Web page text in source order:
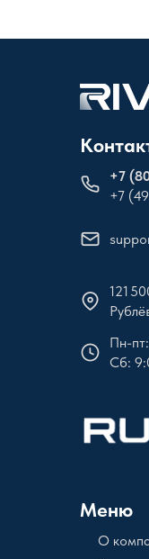
+7
+7
Меню
121
О
Пн-
Сб: